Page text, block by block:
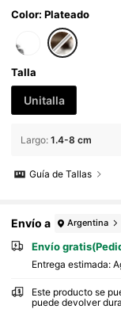
ciales (strass &
as de pelo,
cabello, útiles
Color: Plateado
Talla
Unitalla
Largo: 1.4-8 cm
Guía de Tallas
Envío a Argentina
Envío
Entrega estimada:
Este producto se
puede devolver